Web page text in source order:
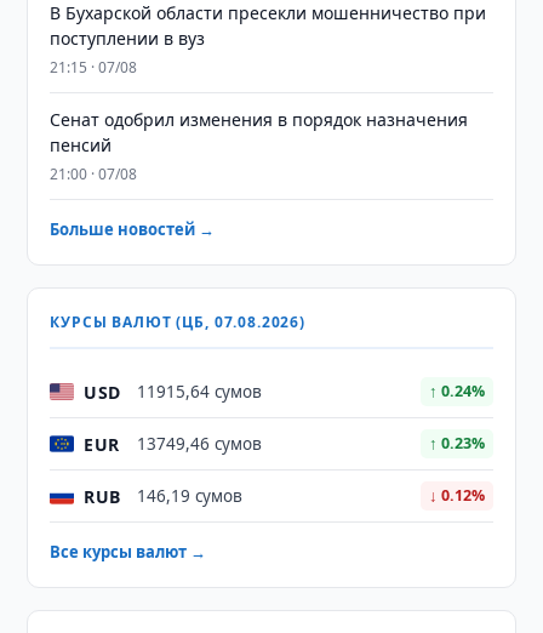
В Бухарской области пресекли мошенничество при
поступлении в вуз
21:15 · 07/08
Сенат одобрил изменения в порядок назначения
пенсий
21:00 · 07/08
Больше новостей →
КУРСЫ ВАЛЮТ (ЦБ, 07.08.2026)
USD 11915,64 сумов ↑ 0.24%
EUR 13749,46 сумов ↑ 0.23%
RUB 146,19 сумов ↓ 0.12%
Все курсы валют →